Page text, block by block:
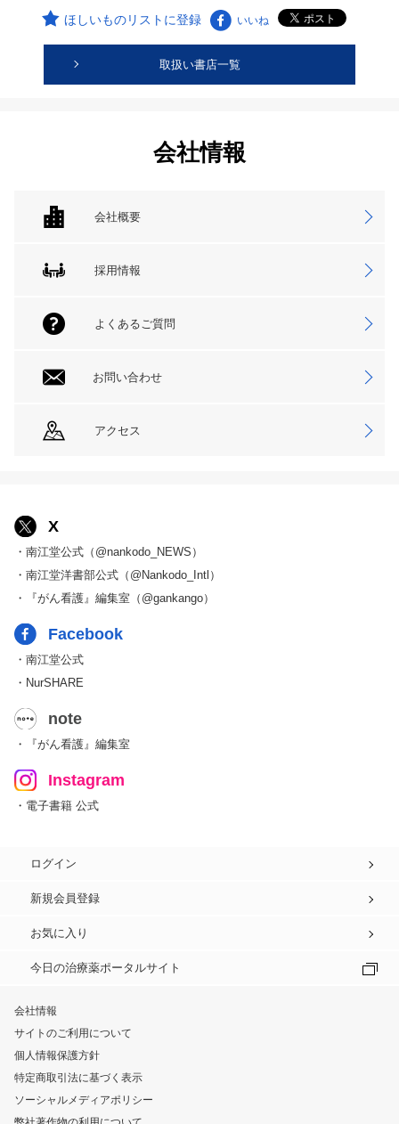
ほしいものリストに登録 いいね
取扱い書店一覧
会社情報
会社概要
採用情報
よくあるご質問
お問い合わせ
アクセス
X
・南江堂公式（@nankodo_NEWS）
・南江堂洋書部公式（@Nankodo_Intl）
・『がん看護』編集室（@gankango）
Facebook
・南江堂公式
・NurSHARE
note
・『がん看護』編集室
Instagram
・電子書籍 公式
ログイン
新規会員登録
お気に入り
今日の治療薬ポータルサイト
会社情報
サイトのご利用について
個人情報保護方針
特定商取引法に基づく表示
ソーシャルメディアポリシー